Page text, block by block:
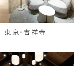
東京・吉祥寺